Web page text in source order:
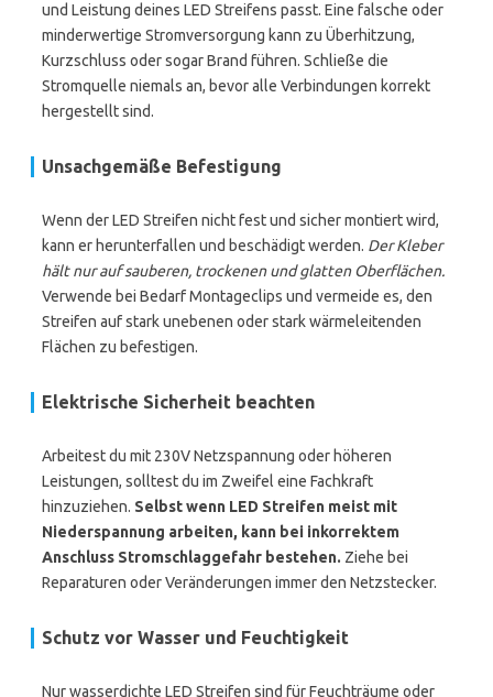
und Leistung deines LED Streifens passt. Eine falsche oder
minderwertige Stromversorgung kann zu Überhitzung,
Kurzschluss oder sogar Brand führen. Schließe die
Stromquelle niemals an, bevor alle Verbindungen korrekt
hergestellt sind.
Unsachgemäße Befestigung
Wenn der LED Streifen nicht fest und sicher montiert wird,
kann er herunterfallen und beschädigt werden. Der Kleber
hält nur auf sauberen, trockenen und glatten Oberflächen.
Verwende bei Bedarf Montageclips und vermeide es, den
Streifen auf stark unebenen oder stark wärmeleitenden
Flächen zu befestigen.
Elektrische Sicherheit beachten
Arbeitest du mit 230V Netzspannung oder höheren
Leistungen, solltest du im Zweifel eine Fachkraft
hinzuziehen. Selbst wenn LED Streifen meist mit
Niederspannung arbeiten, kann bei inkorrektem
Anschluss Stromschlaggefahr bestehen. Ziehe bei
Reparaturen oder Veränderungen immer den Netzstecker.
Schutz vor Wasser und Feuchtigkeit
Nur wasserdichte LED Streifen sind für Feuchträume oder